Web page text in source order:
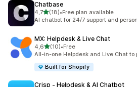
Chatbase
4,7av 5 stjerner
(18)
Totalt 18 omtaler
•Free plan available
AI chatbot for 24/7 support and
MX: Helpdesk & Live Chat
4,6av 5 stjerner
(10)
Totalt 10 omtaler
•Free
All-in-one Helpdesk and Live Chat to
Built for Shopify
Crisp ‑ Helpdesk & AI Chatbot